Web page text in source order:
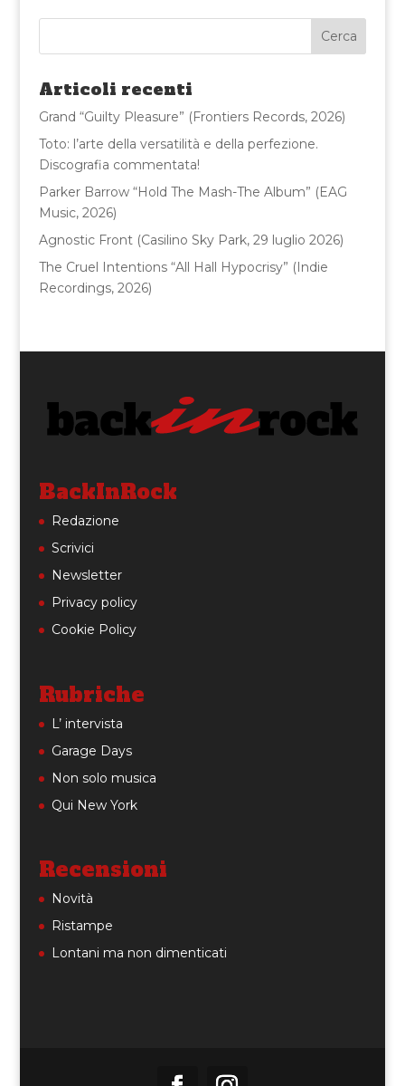
e
b
o
o
k
te
r
l
di
vi
di
Articoli recenti
Grand “Guilty Pleasure” (Frontiers Records, 2026)
Toto: l’arte della versatilità e della perfezione.
Discografia commentata!
Parker Barrow “Hold The Mash-The Album” (EAG
Music, 2026)
Agnostic Front (Casilino Sky Park, 29 luglio 2026)
The Cruel Intentions “All Hall Hypocrisy” (Indie
Recordings, 2026)
BackInRock
Redazione
Scrivici
Newsletter
Privacy policy
Cookie Policy
Rubriche
L’ intervista
Garage Days
Non solo musica
Qui New York
Recensioni
Novità
Ristampe
Lontani ma non dimenticati